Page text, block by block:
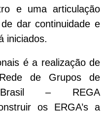
e uma articulação
dar continuidade e
iniciados.
é a realização de
de Grupos de
– REGA
os ERGA’s a